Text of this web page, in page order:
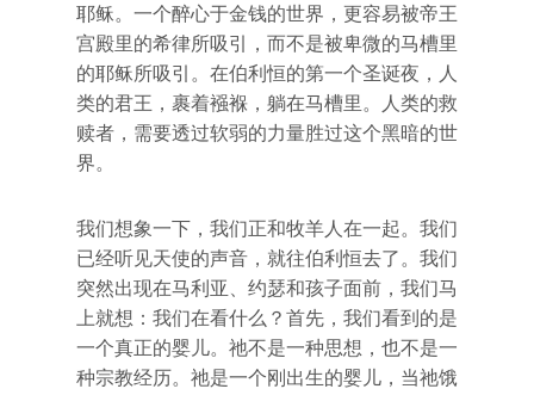
耶稣。一个醉心于金钱的世界，更容易被帝王
宫殿里的希律所吸引，而不是被卑微的马槽里
的耶稣所吸引。在伯利恒的第一个圣诞夜，人
类的君王，裹着襁褓，躺在马槽里。人类的救
赎者，需要透过软弱的力量胜过这个黑暗的世
界。
我们想象一下，我们正和牧羊人在一起。我们
已经听见天使的声音，就往伯利恒去了。我们
突然出现在马利亚、约瑟和孩子面前，我们马
上就想：我们在看什么？首先，我们看到的是
一个真正的婴儿。祂不是一种思想，也不是一
种宗教经历。祂是一个刚出生的婴儿，当祂饿